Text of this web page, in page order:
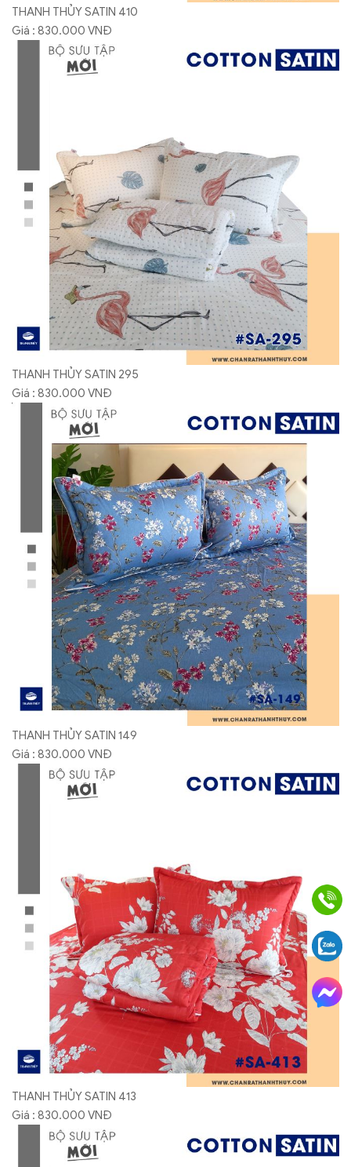
THANH THỦY SATIN 410
Giá : 830.000 VNĐ
THANH THỦY SATIN 295
Giá : 830.000 VNĐ
THANH THỦY SATIN 149
Giá : 830.000 VNĐ
THANH THỦY SATIN 413
Giá : 830.000 VNĐ